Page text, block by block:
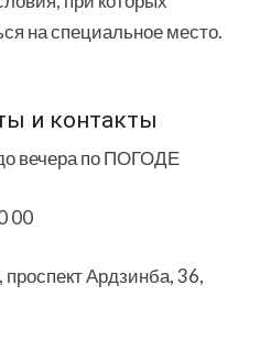
на специальное место.
и контакты
вечера по ПОГОДЕ
00
проспект Ардзинба, 36,